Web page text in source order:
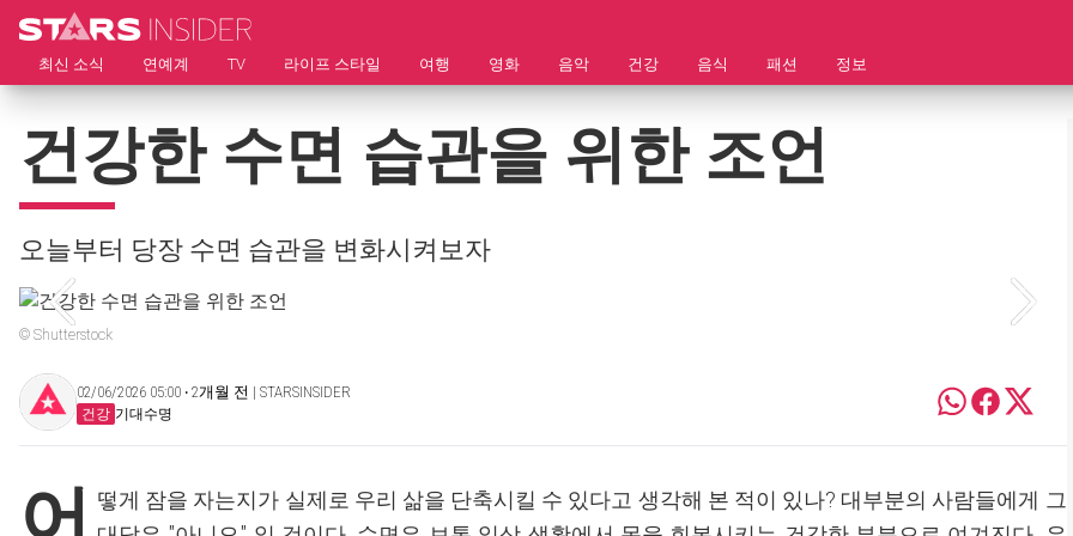
최신 소식 연예계 TV 라이프 스타일 여행 영화 음악 건강 음식 패션 정보
건강한 수면 습관을 위한 조언
오늘부터 당장 수면 습관을 변화시켜보자
© Shutterstock
02/06/2026 05:00 ‧ 2개월 전 | STARSINSIDER
건강 기대수명
어 떻게 잠을 자는지가 실제로 우리 삶을 단축시킬 수 있다고 생각해 본 적이 있나? 대부분의 사람들에게 그